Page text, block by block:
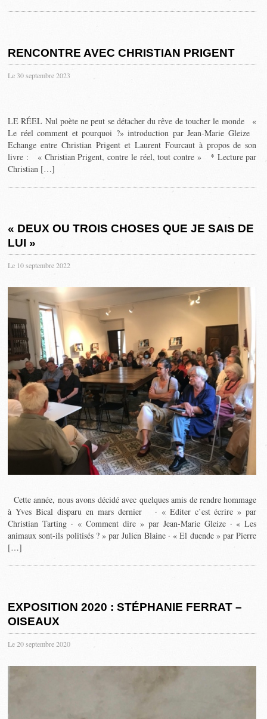
RENCONTRE AVEC CHRISTIAN PRIGENT
Le 30 septembre 2023
LE RÉEL Nul poète ne peut se détacher du rêve de toucher le monde «
Le réel comment et pourquoi ?» introduction par Jean-Marie Gleize
Echange entre Christian Prigent et Laurent Fourcaut à propos de son
livre : « Christian Prigent, contre le réel, tout contre » * Lecture par
Christian […]
« DEUX OU TROIS CHOSES QUE JE SAIS DE
LUI »
Le 10 septembre 2022
Cette année, nous avons décidé avec quelques amis de rendre hommage
à Yves Bical disparu en mars dernier · « Editer c’est écrire » par
Christian Tarting · « Comment dire » par Jean-Marie Gleize · « Les
animaux sont-ils politisés ? » par Julien Blaine · « El duende » par Pierre
[…]
EXPOSITION 2020 : STÉPHANIE FERRAT –
OISEAUX
Le 20 septembre 2020